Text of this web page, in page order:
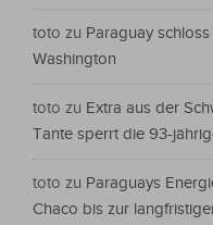
toto zu Paraguay
Washington
toto zu Extra aus der
Tante sperrt die 93-
toto zu Paraguays
Chaco bis zur